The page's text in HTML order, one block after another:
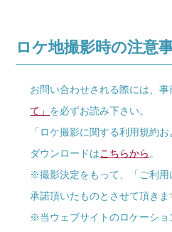
ロケ地撮影時の注意
お問い合わせされる際には、事
て」 を必ずお読み下さい。
「ロケ撮影に関する利用規約
ダウンロードはこちらから。
※撮影決定をもって、「ご利
承諾頂いたものとさせて頂きま
※当ウェブサイトのロケーシ